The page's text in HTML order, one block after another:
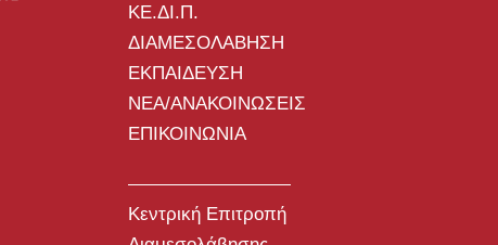
ΚΕ.ΔΙ.Π.
ΔΙΑΜΕΣΟΛΑΒΗΣΗ
ΕΚΠΑΙΔΕΥΣΗ
ΝΕΑ/ΑΝΑΚΟΙΝΩΣΕΙΣ
ΕΠΙΚΟΙΝΩΝΙΑ
Κεντρική Επιτροπή